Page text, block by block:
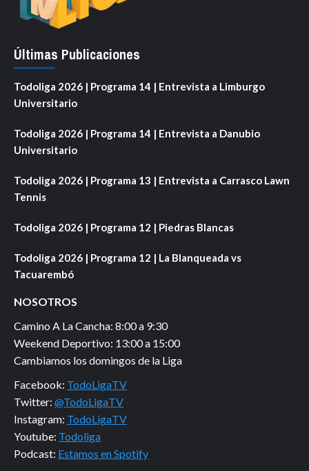
Últimas Publicaciones
Todoliga 2026 | Programa 14 | Entrevista a Limburgo
Universitario
Todoliga 2026 | Programa 14 | Entrevista a Danubio
Universitario
Todoliga 2026 | Programa 13 | Entrevista a Carrasco Lawn
Tennis
Todoliga 2026 | Programa 12 | Piedras Blancas
Todoliga 2026 | Programa 12 | La Blanqueada vs
Tacuarembó
NOSOTROS
Camino A La Cancha: 8:00 a 9:30
Weekend Deportivo: 13:00 a 15:00
Cambiamos los domingos de la Liga
Facebook: TodoLigaTV
Twitter: @TodoLigaTV
Instagram: TodoLigaTV
Youtube: Todoliga
Podcast: Estamos en Spotify